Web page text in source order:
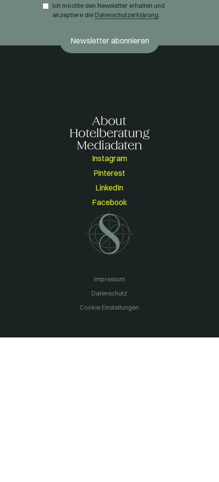
Ich möchte den Newsletter erhalten und
akzeptiere die Datenschutzerklärung
About
Hotelberatung
Mediadaten
Instagram
Pinterest
LinkedIn
Facebook
Impressum
Datenschutz
Cookie Einstellungen